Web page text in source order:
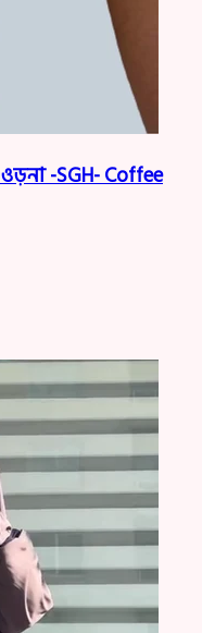
-SGH- Coffee